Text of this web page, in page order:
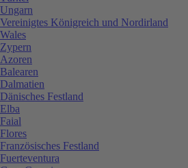
Ungarn
Vereinigtes Königreich und Nordirland
Wales
Zypern
Azoren
Balearen
Dalmatien
Dänisches Festland
Elba
Faial
Flores
Französisches Festland
Fuerteventura